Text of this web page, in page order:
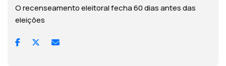
O recenseamento eleitoral fecha 60 dias antes das
eleições